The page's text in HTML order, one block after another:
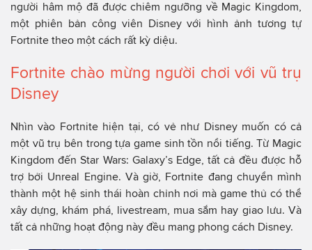
người hâm mộ đã được chiêm ngưỡng về Magic Kingdom,
một phiên bản công viên Disney với hình ảnh tương tự
Fortnite theo một cách rất kỳ diệu.
Fortnite chào mừng người chơi với vũ trụ
Disney
Nhìn vào Fortnite hiện tại, có vẻ như Disney muốn có cả
một vũ trụ bên trong tựa game sinh tồn nổi tiếng. Từ Magic
Kingdom đến Star Wars: Galaxy’s Edge, tất cả đều được hỗ
trợ bởi Unreal Engine. Và giờ, Fortnite đang chuyển mình
thành một hệ sinh thái hoàn chỉnh nơi mà game thủ có thể
xây dựng, khám phá, livestream, mua sắm hay giao lưu. Và
tất cả những hoạt động này đều mang phong cách Disney.